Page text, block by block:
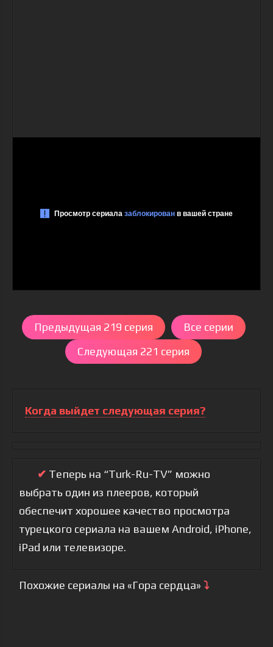
Предыдущая 219 серия
Все серии
Следующая 221 серия
Когда выйдет следующая серия?
✔ Теперь на “Turk-Ru-TV” можно
выбрать один из плееров, который
обеспечит хорошее качество просмотра
турецкого сериала на вашем Android, iPhone,
iPad или телевизоре.
Похожие сериалы на «Гора сердца» ⤵